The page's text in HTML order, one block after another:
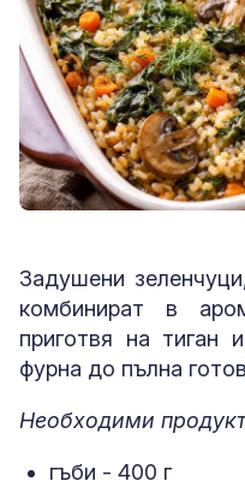
Задушени
комбинират в
приготвя на тиган
фурна до пълна
Необходими
гъби - 400 г